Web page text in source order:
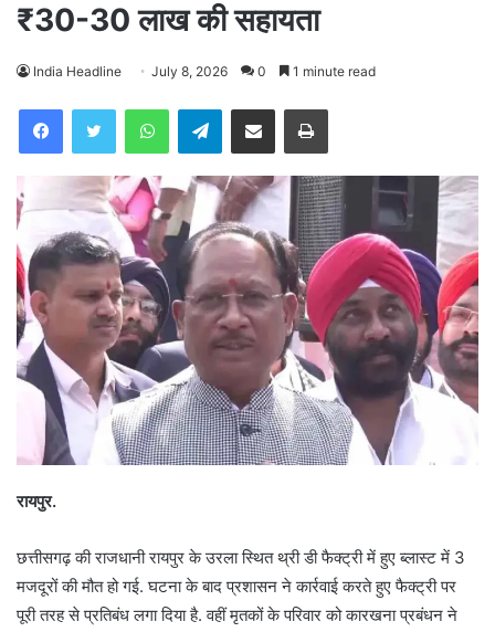
₹30-30 लाख की सहायता
India Headline July 8, 2026 0 1 minute read
WhatsAppTelegramShare via Email Print
रायपुर.
छत्तीसगढ़ की राजधानी रायपुर के उरला स्थित थ्री डी फैक्ट्री में हुए ब्लास्ट में 3
मजदूरों की मौत हो गई. घटना के बाद प्रशासन ने कार्रवाई करते हुए फैक्ट्री पर
पूरी तरह से प्रतिबंध लगा दिया है. वहीं मृतकों के परिवार को कारखना प्रबंधन ने